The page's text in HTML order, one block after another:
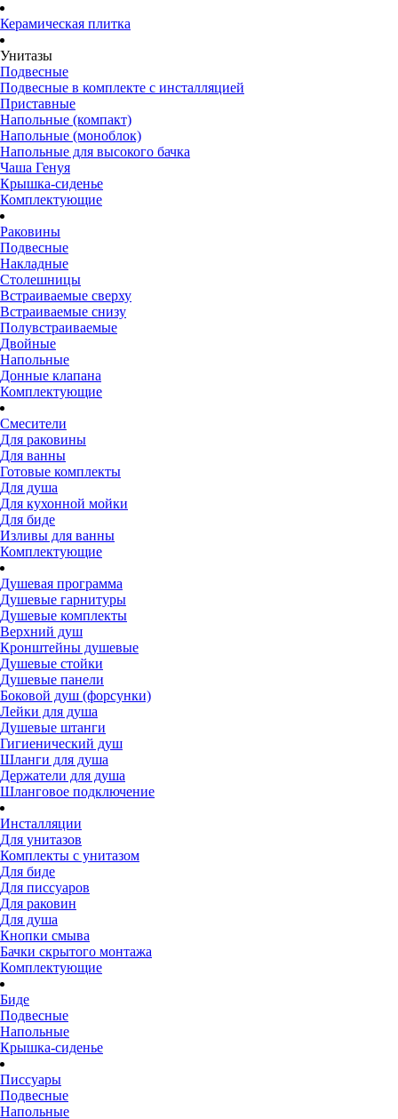
Керамическая плитка
Унитазы
Подвесные
Подвесные в комплекте с инсталляцией
Приставные
Напольные (компакт)
Напольные (моноблок)
Напольные для высокого бачка
Чаша Генуя
Крышка-сиденье
Комплектующие
Раковины
Подвесные
Накладные
Столешницы
Встраиваемые сверху
Встраиваемые снизу
Полувстраиваемые
Двойные
Напольные
Донные клапана
Комплектующие
Смесители
Для раковины
Для ванны
Готовые комплекты
Для душа
Для кухонной мойки
Для биде
Изливы для ванны
Комплектующие
Душевая программа
Душевые гарнитуры
Душевые комплекты
Верхний душ
Кронштейны душевые
Душевые стойки
Душевые панели
Боковой душ (форсунки)
Лейки для душа
Душевые штанги
Гигиенический душ
Шланги для душа
Держатели для душа
Шланговое подключение
Инсталляции
Для унитазов
Комплекты с унитазом
Для биде
Для писсуаров
Для раковин
Для душа
Кнопки смыва
Бачки скрытого монтажа
Комплектующие
Биде
Подвесные
Напольные
Крышка-сиденье
Писсуары
Подвесные
Напольные